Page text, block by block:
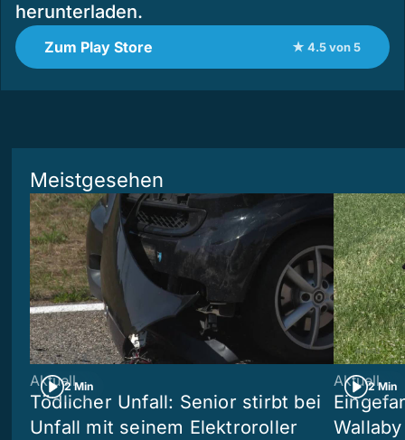
herunterladen.
Zum Play Store ★ 4.5 von 5
Meistgesehen
2 Min
Aktuell
Tödlicher Unfall: Senior stirbt bei
Unfall mit seinem Elektroroller
2 Min
Aktuell